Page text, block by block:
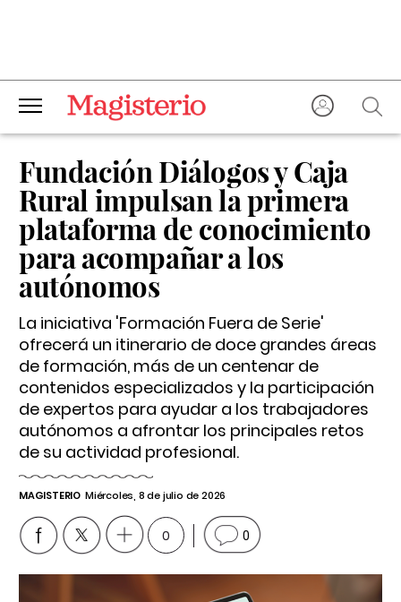
Fundación Diálogos y Caja
Rural impulsan la primera
plataforma de conocimiento
para acompañar a los
autónomos
La iniciativa 'Formación Fuera de Serie'
ofrecerá un itinerario de doce grandes áreas
de formación, más de un centenar de
contenidos especializados y la participación
de expertos para ayudar a los trabajadores
autónomos a afrontar los principales retos
de su actividad profesional.
MAGISTERIO Miércoles, 8 de julio de 2026
0 0